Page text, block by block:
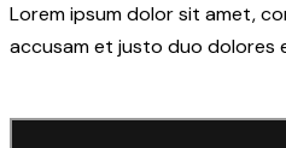
Lorem ipsum dolor sit amet,
accusam et justo duo dolores